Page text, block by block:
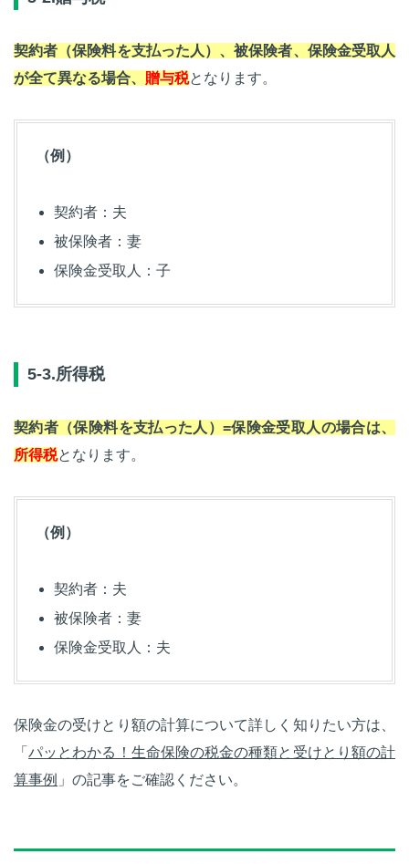
契約者（保険料を支払った人）、被保険者、保険金受取人
が全て異なる場合、 贈与税となります。
（例）
契約者：夫
被保険者：妻
保険金受取人：子
5-3.所得税
契約者（保険料を支払った人）=保険金受取人の場合は、
所得税となります。
（例）
契約者：夫
被保険者：妻
保険金受取人：夫
保険金の受けとり額の計算について詳しく知りたい方は、
「パッとわかる！生命保険の税金の種類と受けとり額の計
算事例 」の記事をご確認ください。